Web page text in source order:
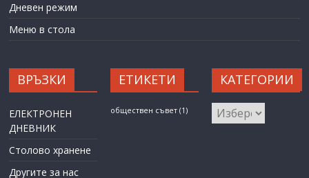
Дневен режим
Меню в стола
ВРЪЗКИ
ЕЛЕКТРОНЕН
ДНЕВНИК
Столово хранене
Другите за нас
ЕТИКЕТИ
обществен съвет (1)
КАТЕГОРИИ
КАТЕГОРИИ